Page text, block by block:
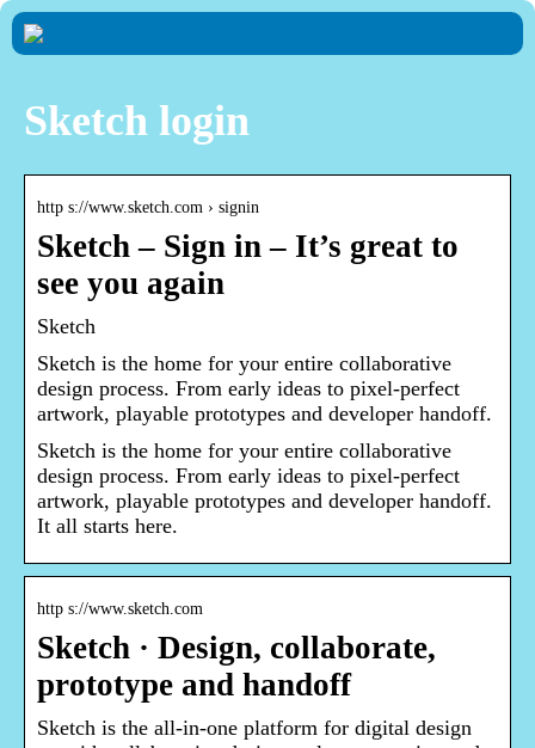
Sketch login
http s://www.sketch.com › signin
Sketch – Sign in – It’s great to
see you again
Sketch
Sketch is the home for your entire collaborative
design process. From early ideas to pixel-perfect
artwork, playable prototypes and developer handoff.
Sketch is the home for your entire collaborative
design process. From early ideas to pixel-perfect
artwork, playable prototypes and developer handoff.
It all starts here.
http s://www.sketch.com
Sketch · Design, collaborate,
prototype and handoff
Sketch is the all-in-one platform for digital design